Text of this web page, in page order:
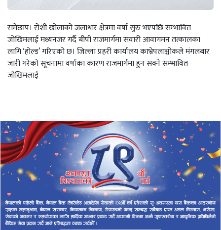
रामेछाप। रोशी खोलाको जलाधार क्षेत्रमा वर्षा सुरु भएपछि सम्भावित
जोखिमलाई मध्यनजर गर्दै बीपी राजमार्गमा सवारी आवागमन तत्कालका
लागि ‘होल्ड’ गरिएको छ। जिल्ला प्रहरी कार्यालय काभ्रेपलाञ्चोकले मंगलबार
जारी गरेको सूचनामा वर्षाका कारण राजमार्गमा हुन सक्ने सम्भावित
जोखिमलाई